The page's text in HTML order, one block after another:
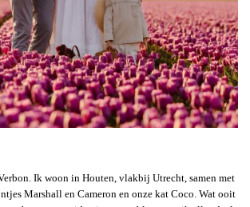
Ik woon in Houten, vlakbij Utrecht, samen met
Marshall en Cameron en onze kat Coco. Wat ooit